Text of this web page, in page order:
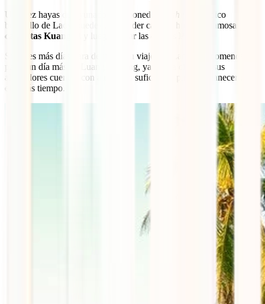
Una vez hayas desayunado un reponedor
banh mi
, el típico
bocadillo de Laos, puedes emprender camino hacia las famosas
cataratas Kuang Si
y luego visitar las cuevas
Si tienes más días para dedicar a tu viaje por Laos, te recomendamos
pasar un día más en Luang Prabang, ya que la ciudad y sus
alrededores cuentan con atractivos suficientes para permanecer en
ella más tiempo.